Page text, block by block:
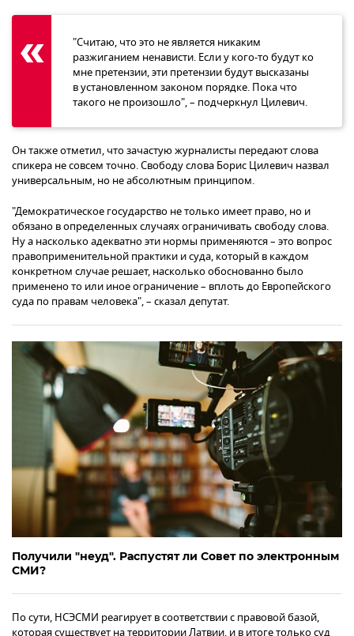
"Считаю, что это не является никаким
разжиганием ненависти. Если у кого-то будут ко
мне претензии, эти претензии будут высказаны
в установленном законом порядке. Пока что
такого не произошло", – подчеркнул Цилевич.
Он также отметил, что зачастую журналисты передают слова
спикера не совсем точно. Свободу слова Борис Цилевич назвал
универсальным, но не абсолютным принципом.
"Демократическое государство не только имеет право, но и
обязано в определенных случаях ограничивать свободу слова.
Ну а насколько адекватно эти нормы применяются – это вопрос
правоприменительной практики и суда, который в каждом
конкретном случае решает, насколько обоснованно было
применено то или иное ограничение – вплоть до Европейского
суда по правам человека", – сказал депутат.
Получили "неуд". Распустят ли Совет по электронным
СМИ?
По сути, НСЭСМИ реагирует в соответствии с правовой базой,
которая существует на территории Латвии, и в итоге только суд